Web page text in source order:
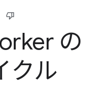
の
クル